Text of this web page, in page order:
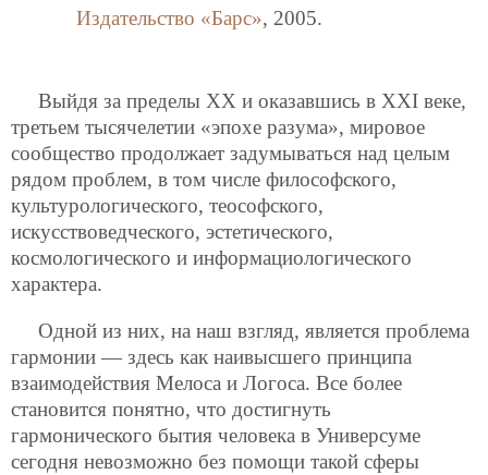
Издательство «Барс», 2005.
Выйдя за пределы ХХ и оказавшись в XXI веке,
третьем тысячелетии «эпохе разума», мировое
сообщество продолжает задумываться над целым
рядом проблем, в том числе философского,
культурологического, теософского,
искусствоведческого, эстетического,
космологического и информациологического
характера.
Одной из них, на наш взгляд, является проблема
гармонии — здесь как наивысшего принципа
взаимодействия Мелоса и Логоса. Все более
становится понятно, что достигнуть
гармонического бытия человека в Универсуме
сегодня невозможно без помощи такой сферы